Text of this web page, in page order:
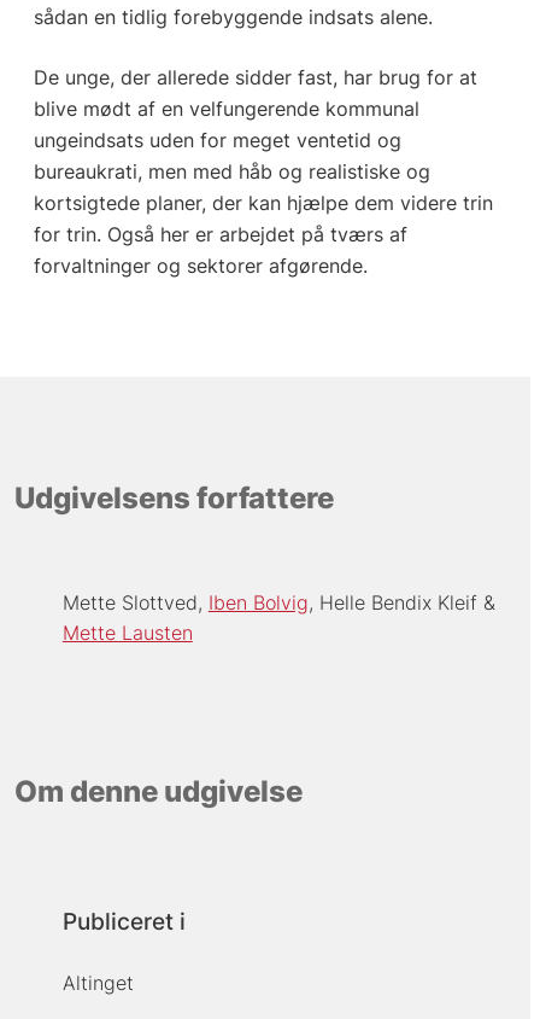
sådan en tidlig forebyggende indsats alene.
De unge, der allerede sidder fast, har brug for at
blive mødt af en velfungerende kommunal
ungeindsats uden for meget ventetid og
bureaukrati, men med håb og realistiske og
kortsigtede planer, der kan hjælpe dem videre trin
for trin. Også her er arbejdet på tværs af
forvaltninger og sektorer afgørende.
Udgivelsens forfattere
Mette Slottved Iben Bolvig Helle Bendix Kleif
Mette Lausten
Om denne udgivelse
Publiceret i
Altinget